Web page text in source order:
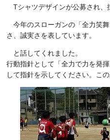
Tシャツデザインが公募され
今年のスローガンの「全力笑
さ、誠実さを表しています。
と話してくれました。
行動指針として「全力で力を発
して指針を示してください。こ